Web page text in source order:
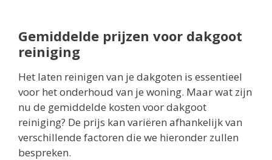
Gemiddelde prijzen voor dakgoot
reiniging
Het laten reinigen van je dakgoten is essentieel
voor het onderhoud van je woning. Maar wat zijn
nu de gemiddelde kosten voor dakgoot
reiniging? De prijs kan variëren afhankelijk van
verschillende factoren die we hieronder zullen
bespreken.